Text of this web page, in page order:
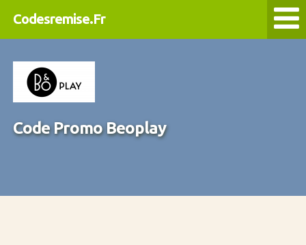
Codesremise.Fr
Code Promo Beoplay